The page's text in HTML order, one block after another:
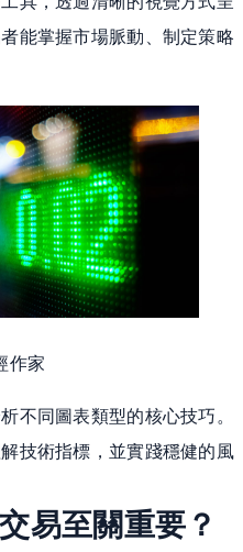
能掌握市場脈動、制定策略
作家
不同圖表類型的核心技巧。
技術指標，並實踐穩健的風
易至關重要？